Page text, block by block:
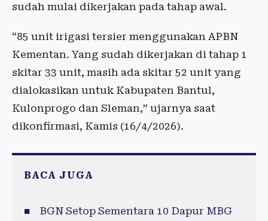
sudah mulai dikerjakan pada tahap awal.
“85 unit irigasi tersier menggunakan APBN
Kementan. Yang sudah dikerjakan di tahap 1
skitar 33 unit, masih ada skitar 52 unit yang
dialokasikan untuk Kabupaten Bantul,
Kulonprogo dan Sleman,” ujarnya saat
dikonfirmasi, Kamis (16/4/2026).
BACA JUGA
BGN Setop Sementara 10 Dapur MBG